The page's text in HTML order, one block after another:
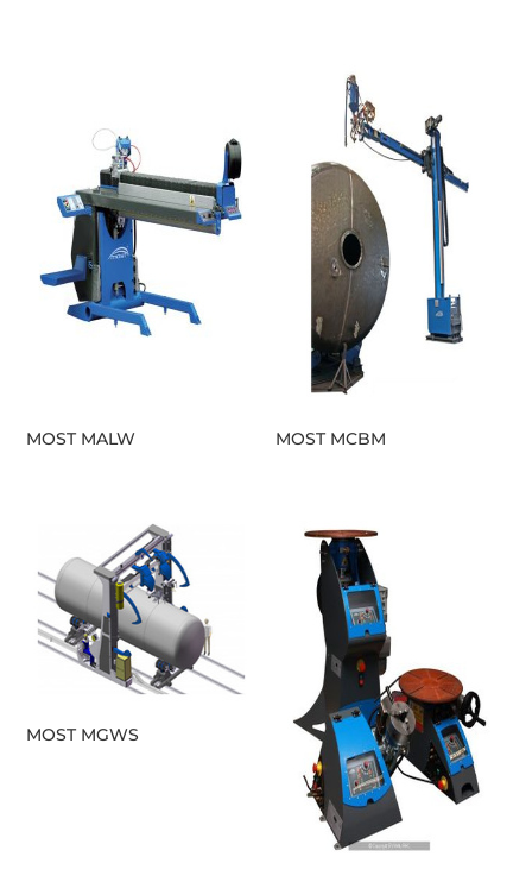
MOST MALW MOST MCBM
MOST MGWS